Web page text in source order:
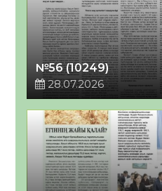
№56 (10249)
28.07.2026